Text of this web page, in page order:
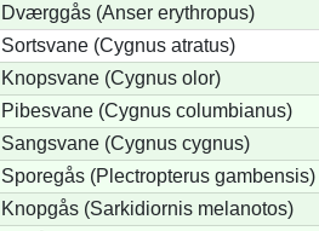
Dværggås (Anser erythropus)
Sortsvane (Cygnus atratus)
Knopsvane (Cygnus olor)
Pibesvane (Cygnus columbianus)
Sangsvane (Cygnus cygnus)
Sporegås (Plectropterus gambensis)
Knopgås (Sarkidiornis melanotos)